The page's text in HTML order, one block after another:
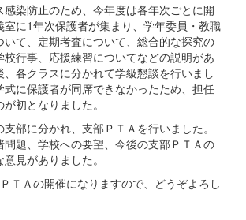
染防止のため、今年度は各年次ごとに開
室に1年次保護者が集まり、学年委員・教職
いて、定期考査について、総合的な探究の
行事、応援練習についてなどの説明があ
、各クラスに分かれて学級懇談を行いまし
式に保護者が同席できなかったため、担任
初となりました。
部に分かれ、支部ＰＴＡを行いました。
問題、学校への要望、今後の支部ＰＴＡの
見がありました。
ＴＡの開催になりますので、どうぞよろし